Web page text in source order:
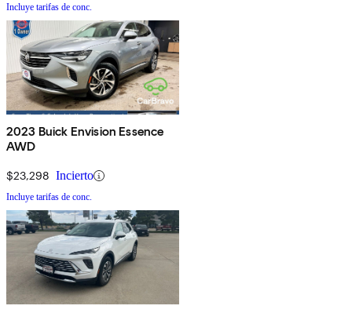
Incluye tarifas de conc.
2023 Buick Envision Essence
AWD
$23,298 Incierto
Incluye tarifas de conc.